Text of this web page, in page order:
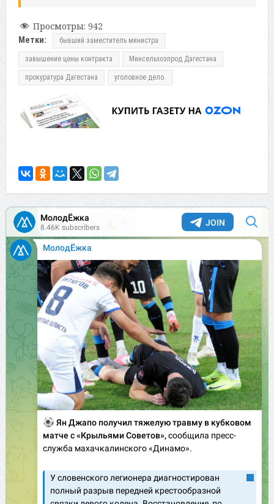
Просмотры: 942
Метки: бывший заместитель министра
завышение цены контракта Минсельхозпрод Дагестана
прокуратура Дагестана уголовное дело.